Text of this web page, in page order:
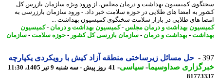
کمیسیون بهداشت و درمان مجلس، از ورود ویژه سازمان بازرس کل
به امضا های طلایی در حوزه سلامت خبر داد. - ورود سازمان بارزرسی به
های طلایی در بازار سلامت سخنگوی کمیسیون بهداشت ...
بهداشت و درمان مجلس-کمیسیون بهداشت و درمان -کمیسیون
-بهداشت و درمان -سازمان بازرسی کل کشور-حوزه سلامت-سازمان
حل مسائل زیرساختی منطقه آزاد کیش با رویکردی یکپارچه
صداوسیما-سیاسی-41 روز پیش - سه شنبه 9 تیر 1405، 11:30